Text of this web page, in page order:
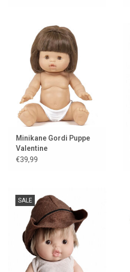
Minikane Gordi Puppe
Valentine
€39,99
SALE